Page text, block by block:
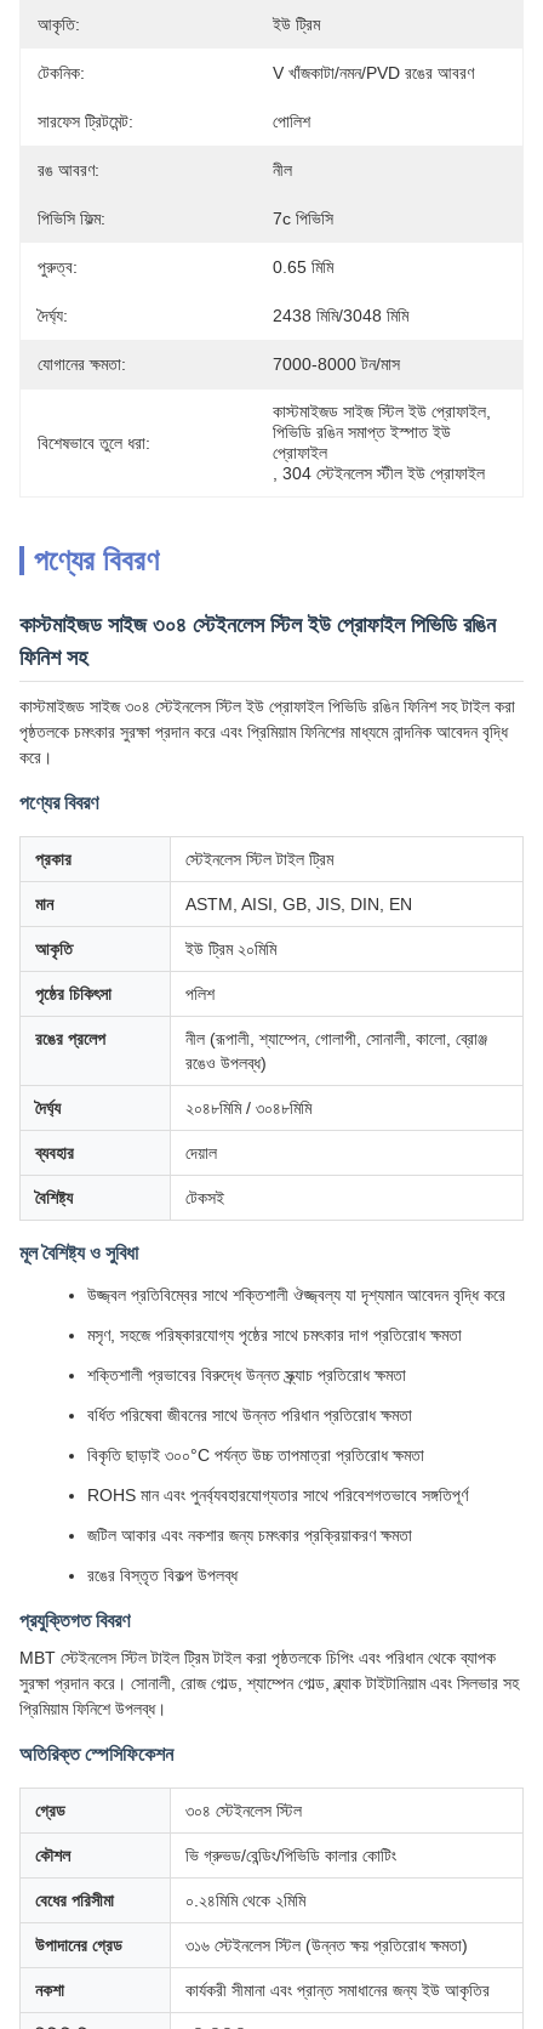
আকৃতি: ইউ ট্রিম
টেকনিক: V খাঁজকাটা/নমন/PVD রঙের আবরণ
সারফেস ট্রিটমেন্ট: পোলিশ
রঙ আবরণ: নীল
পিভিসি ফিল্ম: 7c পিভিসি
পুরুত্ব: 0.65 মিমি
দৈর্ঘ্য: 2438 মিমি/3048 মিমি
যোগানের ক্ষমতা: 7000-8000 টন/মাস
বিশেষভাবে তুলে ধরা:
কাস্টমাইজড সাইজ স্টিল ইউ প্রোফাইল
পিভিডি রঙিন সমাপ্ত ইস্পাত ইউ
প্রোফাইল
304 স্টেইনলেস স্টীল ইউ প্রোফাইল
পণ্যের বিবরণ
কাস্টমাইজড সাইজ ৩০৪ স্টেইনলেস স্টিল ইউ প্রোফাইল পিভিডি রঙিন
ফিনিশ সহ
কাস্টমাইজড সাইজ ৩০৪ স্টেইনলেস স্টিল ইউ প্রোফাইল পিভিডি রঙিন ফিনিশ সহ টাইল করা
পৃষ্ঠতলকে চমৎকার সুরক্ষা প্রদান করে এবং প্রিমিয়াম ফিনিশের মাধ্যমে নান্দনিক আবেদন বৃদ্ধি
করে।
পণ্যের বিবরণ
প্রকার স্টেইনলেস স্টিল টাইল ট্রিম
মান ASTM, AISI, GB, JIS, DIN, EN
আকৃতি ইউ ট্রিম ২০মিমি
পৃষ্ঠের চিকিৎসা পলিশ
রঙের প্রলেপ
নীল (রূপালী, শ্যাম্পেন, গোলাপী, সোনালী, কালো, ব্রোঞ্জ
রঙেও উপলব্ধ)
দৈর্ঘ্য ২০৪৮মিমি / ৩০৪৮মিমি
ব্যবহার দেয়াল
বৈশিষ্ট্য টেকসই
মূল বৈশিষ্ট্য ও সুবিধা
উজ্জ্বল প্রতিবিম্বের সাথে শক্তিশালী ঔজ্জ্বল্য যা দৃশ্যমান আবেদন বৃদ্ধি করে
মসৃণ, সহজে পরিষ্কারযোগ্য পৃষ্ঠের সাথে চমৎকার দাগ প্রতিরোধ ক্ষমতা
শক্তিশালী প্রভাবের বিরুদ্ধে উন্নত স্ক্র্যাচ প্রতিরোধ ক্ষমতা
বর্ধিত পরিষেবা জীবনের সাথে উন্নত পরিধান প্রতিরোধ ক্ষমতা
বিকৃতি ছাড়াই ৩০০°C পর্যন্ত উচ্চ তাপমাত্রা প্রতিরোধ ক্ষমতা
ROHS মান এবং পুনর্ব্যবহারযোগ্যতার সাথে পরিবেশগতভাবে সঙ্গতিপূর্ণ
জটিল আকার এবং নকশার জন্য চমৎকার প্রক্রিয়াকরণ ক্ষমতা
রঙের বিস্তৃত বিকল্প উপলব্ধ
প্রযুক্তিগত বিবরণ
MBT স্টেইনলেস স্টিল টাইল ট্রিম টাইল করা পৃষ্ঠতলকে চিপিং এবং পরিধান থেকে ব্যাপক
সুরক্ষা প্রদান করে। সোনালী, রোজ গোল্ড, শ্যাম্পেন গোল্ড, ব্ল্যাক টাইটানিয়াম এবং সিলভার সহ
প্রিমিয়াম ফিনিশে উপলব্ধ।
অতিরিক্ত স্পেসিফিকেশন
গ্রেড ৩০৪ স্টেইনলেস স্টিল
কৌশল ভি গ্রুভড/বেন্ডিং/পিভিডি কালার কোটিং
বেধের পরিসীমা ০.২৪মিমি থেকে ২মিমি
উপাদানের গ্রেড ৩১৬ স্টেইনলেস স্টিল (উন্নত ক্ষয় প্রতিরোধ ক্ষমতা)
নকশা কার্যকরী সীমানা এবং প্রান্ত সমাধানের জন্য ইউ আকৃতির